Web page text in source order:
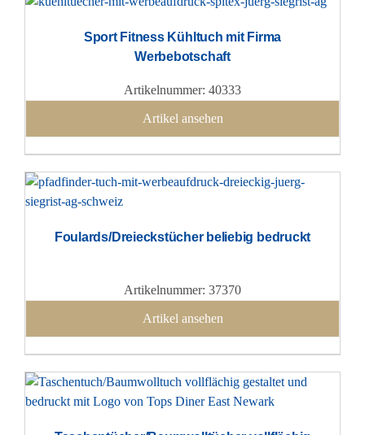
Sport Fitness Kühltuch mit Firma
Werbebotschaft
Artikelnummer: 40333
Artikel ansehen
Foulards/Dreieckstücher beliebig bedruckt
Artikelnummer: 37370
Artikel ansehen